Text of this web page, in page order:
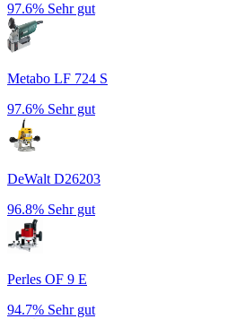
97.6% Sehr gut
Metabo LF 724 S
97.6% Sehr gut
DeWalt D26203
96.8% Sehr gut
Perles OF 9 E
94.7% Sehr gut